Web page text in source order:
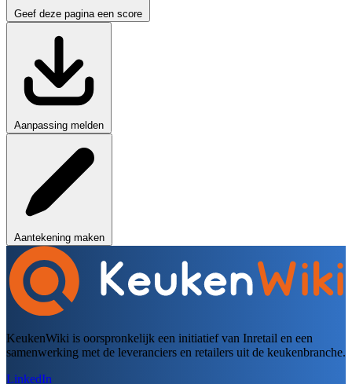
Geef deze pagina een score
Aanpassing melden
Aantekening maken
KeukenWiki is oorspronkelijk een initiatief van Inretail en een
samenwerking met de leveranciers en retailers uit de keukenbranche.
LinkedIn